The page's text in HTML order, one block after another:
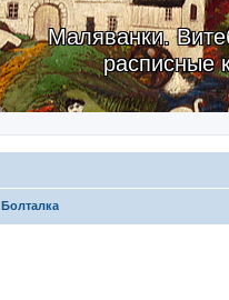
Маляванки.
расписные